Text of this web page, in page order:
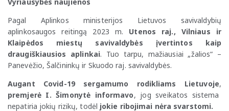
Pagal Aplinkos ministerijos Lietuvos savivaldybių
aplinkosaugos reitingą 2023 m. Utenos raj., Vilniaus ir
Klaipėdos miestų savivaldybės įvertintos kaip
draugiškiausios aplinkai. Tuo tarpu, mažiausiai „žalios“ –
Panevėžio, Šalčininkų ir Skuodo raj. savivaldybės.
Augant Covid-19 sergamumo rodikliams Lietuvoje,
premjerė I. Šimonytė informavo, jog sveikatos sistema
nepatiria jokių rizikų, todėl jokie ribojimai nėra svarstomi.